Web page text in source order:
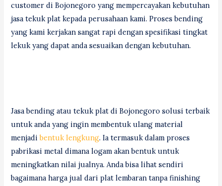
customer di Bojonegoro yang mempercayakan kebutuhan
jasa tekuk plat kepada perusahaan kami. Proses bending
yang kami kerjakan sangat rapi dengan spesifikasi tingkat
lekuk yang dapat anda sesuaikan dengan kebutuhan.
Jasa bending atau tekuk plat di Bojonegoro solusi terbaik
untuk anda yang ingin membentuk ulang material
menjadibentuk lengkung. Ia termasuk dalam proses
pabrikasi metal dimana logam akan bentuk untuk
meningkatkan nilai jualnya. Anda bisa lihat sendiri
bagaimana harga jual dari plat lembaran tanpa finishing